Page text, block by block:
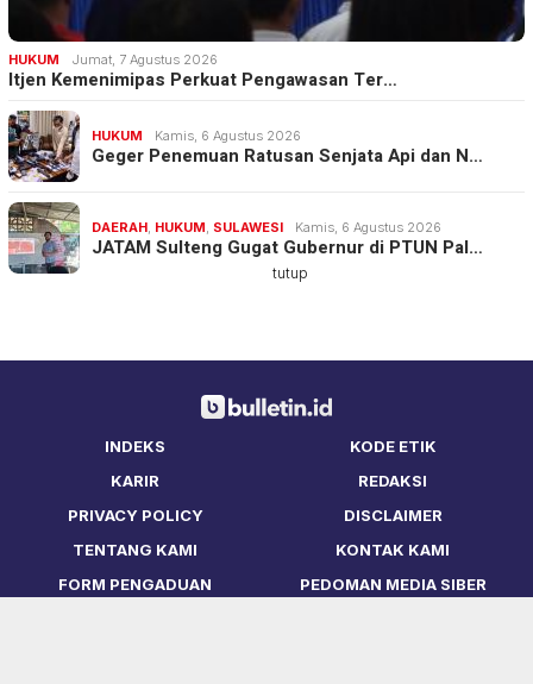
HUKUM Jumat, 7 Agustus 2026
Itjen Kemenimipas Perkuat Pengawasan Ter…
HUKUM Kamis, 6 Agustus 2026
Geger Penemuan Ratusan Senjata Api dan N…
DAERAH, HUKUM, SULAWESI Kamis, 6 Agustus 2026
JATAM Sulteng Gugat Gubernur di PTUN Pal…
INDEKS
KODE ETIK
KARIR
REDAKSI
PRIVACY POLICY
DISCLAIMER
TENTANG KAMI
KONTAK KAMI
FORM PENGADUAN
PEDOMAN MEDIA SIBER
tutup